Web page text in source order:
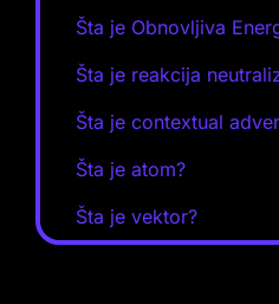
Šta je Obnovljiva
Šta je reakcija
Šta je contextual
Šta je atom?
Šta je vektor?